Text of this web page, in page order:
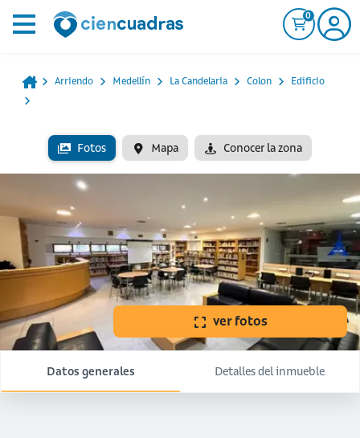
0
Arriendo Medellín La Candelaria Colon Edificio
Fotos Mapa Conocer la zona
ver fotos
Datos generales Detalles del inmueble